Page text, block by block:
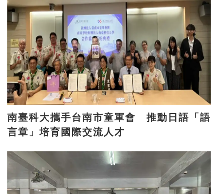
南臺科大攜手台南市童軍會 推動日語「語
言章」培育國際交流人才